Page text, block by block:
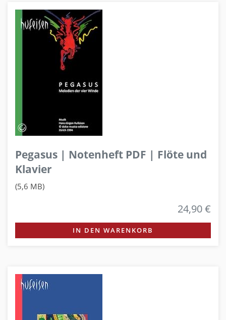
Pegasus | Notenheft PDF | Flöte und
Klavier
(5,6 MB)
24,90 €
IN DEN WARENKORB